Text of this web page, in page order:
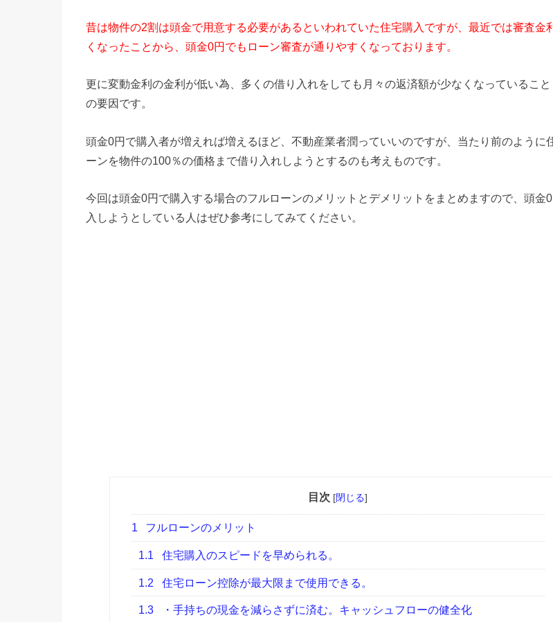
昔は物件の2割は頭金で用意する必要があるといわれていた住宅購入ですが、最近では審査金
くなったことから、頭金0円でもローン審査が通りやすくなっております。
更に変動金利の金利が低い為、多くの借り入れをしても月々の返済額が少なくなっていること
の要因です。
頭金0円で購入者が増えれば増えるほど、不動産業者潤っていいのですが、当たり前のように
ーンを物件の100％の価格まで借り入れしようとするのも考えものです。
今回は頭金0円で購入する場合のフルローンのメリットとデメリットをまとめますので、頭金
入しようとしている人はぜひ参考にしてみてください。
目次 [閉じる]
1 フルローンのメリット
1.1 住宅購入のスピードを早められる。
1.2 住宅ローン控除が最大限まで使用できる。
1.3 ・手持ちの現金を減らさずに済む。キャッシュフローの健全化